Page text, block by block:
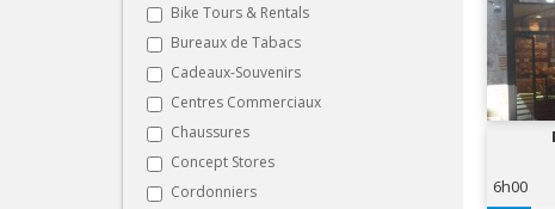
Bike Tours & Rentals
Bureaux de Tabacs
Cadeaux-Souvenirs
Centres Commerciaux
Chaussures
Concept Stores
Cordonniers
6h00